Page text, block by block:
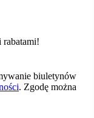
rabatami!
biuletynów
. Zgodę można